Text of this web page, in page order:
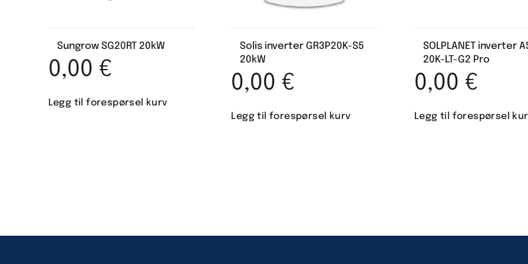
Sungrow SG20RT 20kW
0,00 €
Legg til forespørsel kurv
Solis inverter GR3P20K-S5
20kW
0,00 €
Legg til forespørsel kurv
SOLPLANET inverter
20K-LT-G2 Pro
0,00 €
Legg til forespørsel